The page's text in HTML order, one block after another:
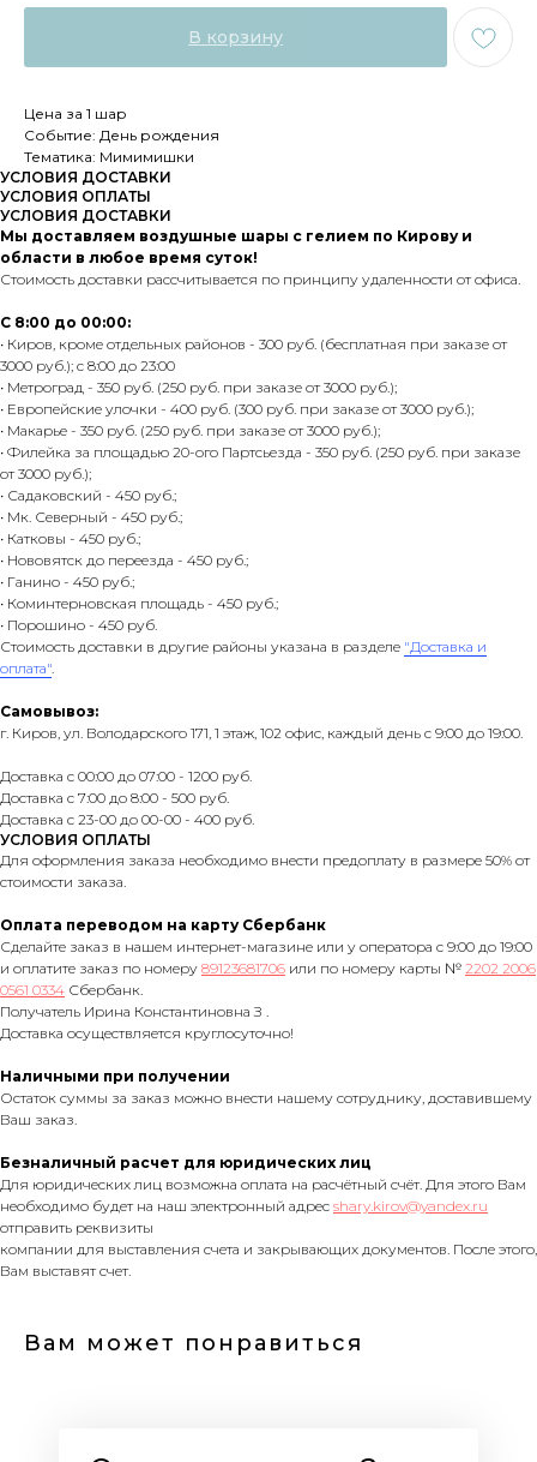
В корзину
Цена за 1 шар
Событие: День рождения
Тематика: Мимимишки
УСЛОВИЯ ДОСТАВКИ
УСЛОВИЯ ОПЛАТЫ
УСЛОВИЯ ДОСТАВКИ
Мы доставляем воздушные шары с гелием по Кирову и
области в любое время суток!
Стоимость доставки рассчитывается по принципу удаленности от офиса.
С 8:00 до 00:00:
• Киров, кроме отдельных районов - 300 руб. (бесплатная при заказе от
3000 руб.); с 8:00 до 23:00
• Метроград - 350 руб. (250 руб. при заказе от 3000 руб.);
• Европейские улочки - 400 руб. (300 руб. при заказе от 3000 руб.);
• Макарье - 350 руб. (250 руб. при заказе от 3000 руб.);
• Филейка за площадью 20-ого Партсьезда - 350 руб. (250 руб. при заказе
от 3000 руб.);
• Садаковский - 450 руб.;
• Мк. Северный - 450 руб.;
• Катковы - 450 руб.;
• Нововятск до переезда - 450 руб.;
• Ганино - 450 руб.;
• Коминтерновская площадь - 450 руб.;
• Порошино - 450 руб.
Стоимость доставки в другие районы указана в разделе "Доставка и
оплата".
Самовывоз:
г. Киров, ул. Володарского 171, 1 этаж, 102 офис, каждый день с 9:00 до 19:00.
Доставка с 00:00 до 07:00 - 1200 руб.
Доставка с 7:00 до 8:00 - 500 руб.
Доставка с 23-00 до 00-00 - 400 руб.
УСЛОВИЯ ОПЛАТЫ
Для оформления заказа необходимо внести предоплату в размере 50% от
стоимости заказа.
Оплата переводом на карту Сбербанк
Сделайте заказ в нашем интернет-магазине или у оператора с 9:00 до 19:00
и оплатите заказ по номеру 89123681706 или по номеру карты № 2202 2006
0561 0334 Сбербанк.
Получатель Ирина Константиновна З .
Доставка осуществляется круглосуточно!
Наличными при получении
Остаток суммы за заказ можно внести нашему сотруднику, доставившему
Ваш заказ.
Безналичный расчет для юридических лиц
Для юридических лиц возможна оплата на расчётный счёт. Для этого Вам
необходимо будет на наш электронный адрес shary.kirov@yandex.ru
отправить реквизиты
компании для выставления счета и закрывающих документов. После этого,
Вам выставят счет.
Вам может понравиться